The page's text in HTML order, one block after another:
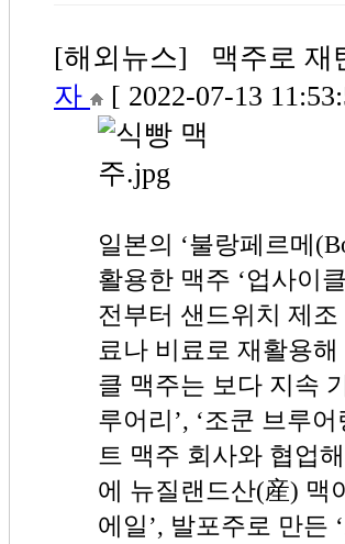
[해외뉴스] 맥주로 재
자
[ 2022-07-13
일본의 ‘불랑페르메
활용한 맥주 ‘업사이
전부터 샌드위치 제
료나 비료로 재활용
클 맥주는 보다 지속
루어리’, ‘조쿤 브루
트 맥주 회사와 협업
에 뉴질랜드산(産) 맥
에일’, 발포주로 만든